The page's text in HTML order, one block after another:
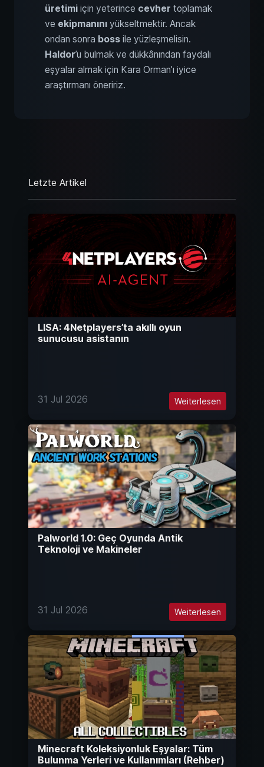
üretimi için yeterince cevher toplamak
ve ekipmanını yükseltmektir. Ancak
ondan sonra boss ile yüzleşmelisin.
Haldor’u bulmak ve dükkânından faydalı
eşyalar almak için Kara Orman’ı iyice
araştırmanı öneririz.
Letzte Artikel
LISA: 4Netplayers’ta akıllı oyun
sunucusu asistanın
31 Jul 2026 Weiterlesen
Palworld 1.0: Geç Oyunda Antik
Teknoloji ve Makineler
31 Jul 2026 Weiterlesen
Minecraft Koleksiyonluk Eşyalar: Tüm
Bulunma Yerleri ve Kullanımları (Rehber)